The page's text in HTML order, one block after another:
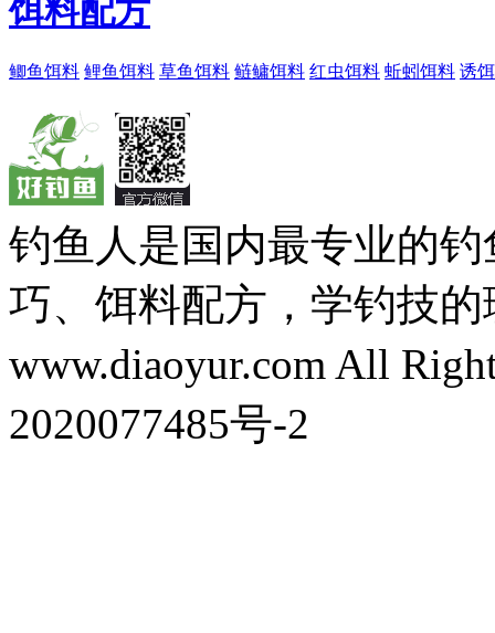
饵料配方
鲫鱼饵料 鲤鱼饵料 草鱼饵料 鲢鳙饵料 红虫饵料 蚯蚓饵料 诱
钓鱼人是国内最专业的
巧、饵料配方，学钓技
www.diaoyur.com All
2020077485号-2